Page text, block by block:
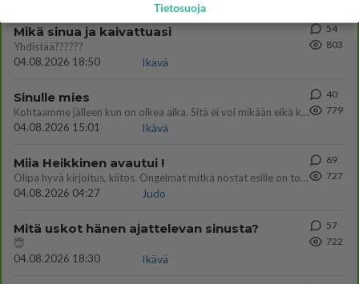
Mikä sinua ja kaivattuasi
Yhdistää??????
04.08.2026 18:50
Ikävä
54
803
Sinulle mies
Kohtaamme jälleen kun on oikea aika. Sitä ei voi mikään eikä kukaan estää <3 <3
04.08.2026 15:01
Ikävä
40
779
Miia Heikkinen avautui !
Olipa hyvä kirjoitus, kiitos. Ongelmat mitkä nostat esille on todellisia ja tämä ylimielisyys totta ja se näkyy kaikessa
04.08.2026 04:27
Judo
69
727
Mitä uskot hänen ajattelevan sinusta?
😇
04.08.2026 18:30
Ikävä
57
722
Tietosuoja